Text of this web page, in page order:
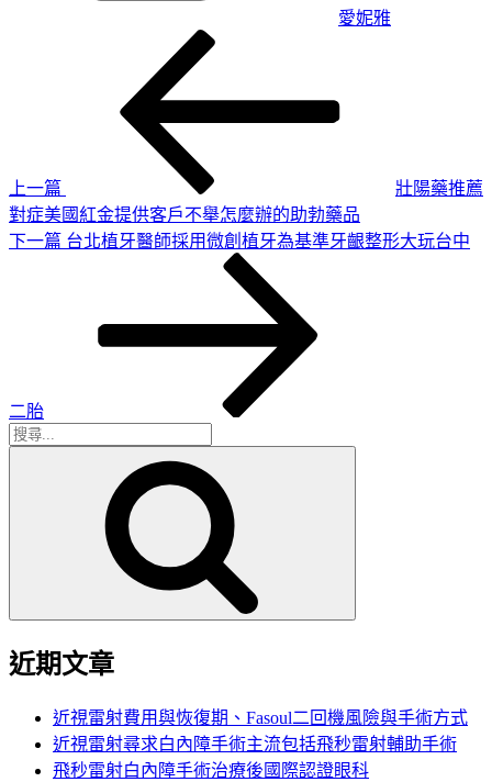
愛妮雅
上一篇
壯陽藥推薦
對症美國紅金提供客戶不舉怎麼辦的助勃藥品
下
下一篇 台北植牙醫師採用微創植牙為基準牙齦整形大玩台中
二胎
搜
近期文章
近視雷射費用與恢復期、Fasoul二回機風險與手術方式
近視雷射尋求白內障手術主流包括飛秒雷射輔助手術
飛秒雷射白內障手術治療後國際認證眼科